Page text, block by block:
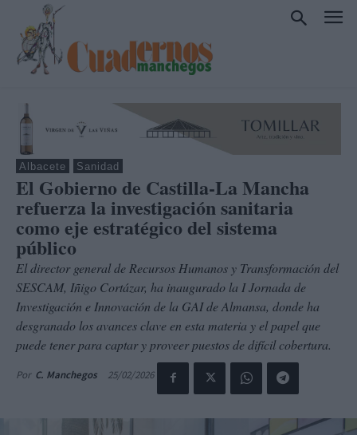
Albacete Sanidad
El Gobierno de Castilla-La Mancha
refuerza la investigación sanitaria
como eje estratégico del sistema
público
El director general de Recursos Humanos y Transformación del
SESCAM, Iñigo Cortázar, ha inaugurado la I Jornada de
Investigación e Innovación de la GAI de Almansa, donde ha
desgranado los avances clave en esta materia y el papel que
puede tener para captar y proveer puestos de difícil cobertura.
Por C. Manchegos 25/02/2026